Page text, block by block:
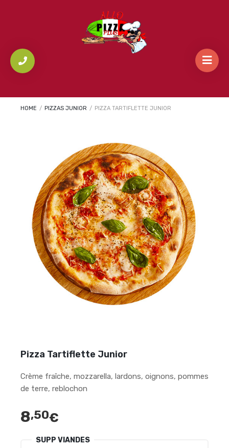
HOME / PIZZAS JUNIOR / PIZZA TARTIFLETTE JUNIOR
Pizza Tartiflette Junior
Crème fraîche, mozzarella, lardons, oignons, pommes
de terre, reblochon
8,50€
SUPP VIANDES